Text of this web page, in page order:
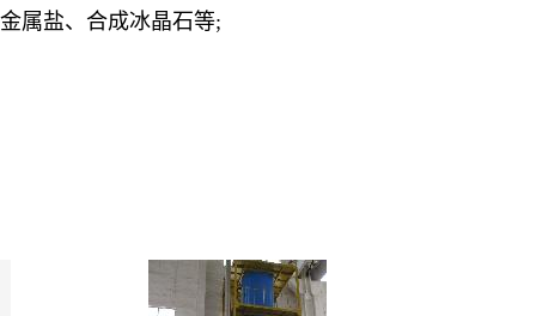
属盐、合成冰晶石等;